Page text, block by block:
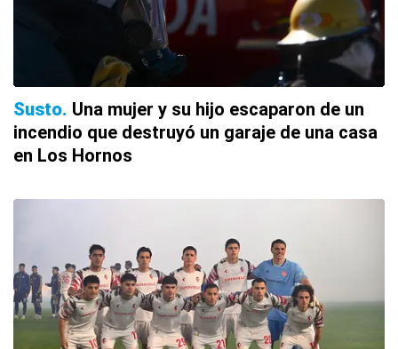
Susto Una mujer y su hijo escaparon de un
incendio que destruyó un garaje de una casa
en Los Hornos